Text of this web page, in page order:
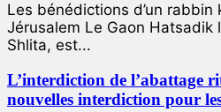
Les bénédictions d’un rabbin
Jérusalem Le Gaon Hatsadik
Shlita, est...
L’interdiction de l’abattage
nouvelles interdiction pour